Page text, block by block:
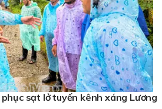
sạt lở tuyến kênh xáng Lương